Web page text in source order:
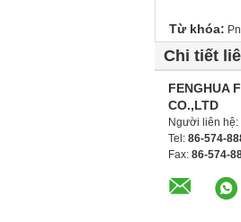
Từ khóa:
Chi tiết
FENGHUA
CO.,LTD
Người liên hệ:
Tel: 86-574-
Fax: 86-574-